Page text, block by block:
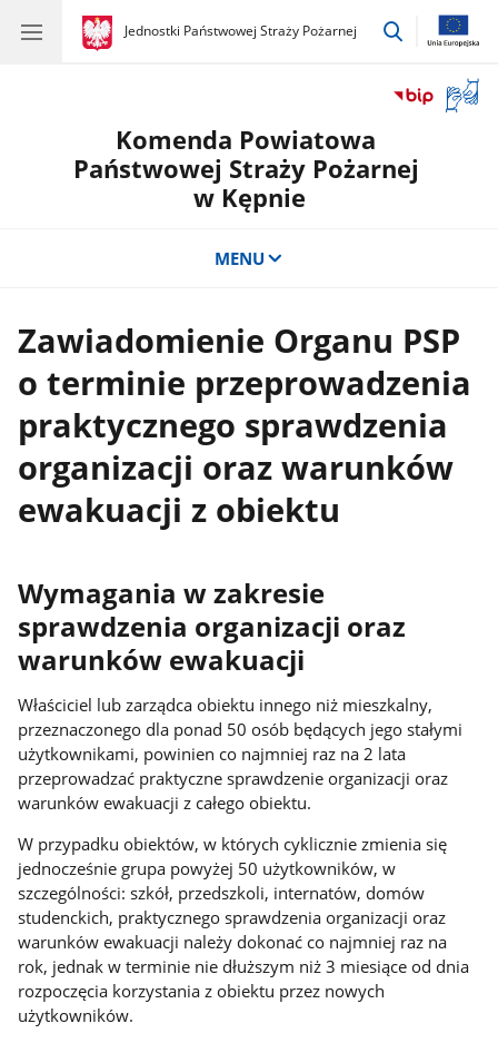
gov.pl
Jednostki Państwowej Straży Pożarnej
gov.pl
Jednostki
przejdź
okno
Komenda Powiatowa
Państwowej Straży Pożarnej
w Kępnie
MENU
Zawiadomienie Organu PSP
o terminie przeprowadzenia
praktycznego sprawdzenia
organizacji oraz warunków
ewakuacji z obiektu
Wymagania w zakresie
sprawdzenia organizacji oraz
warunków ewakuacji
Właściciel lub zarządca obiektu innego niż mieszkalny,
przeznaczonego dla ponad 50 osób będących jego stałymi
użytkownikami, powinien co najmniej raz na 2 lata
przeprowadzać praktyczne sprawdzenie organizacji oraz
warunków ewakuacji z całego obiektu.
W przypadku obiektów, w których cyklicznie zmienia się
jednocześnie grupa powyżej 50 użytkowników, w
szczególności: szkół, przedszkoli, internatów, domów
studenckich, praktycznego sprawdzenia organizacji oraz
warunków ewakuacji należy dokonać co najmniej raz na
rok, jednak w terminie nie dłuższym niż 3 miesiące od dnia
rozpoczęcia korzystania z obiektu przez nowych
użytkowników.